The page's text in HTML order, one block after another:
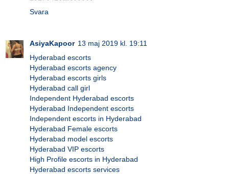
Svara
AsiyaKapoor 13 maj 2019 kl. 19:11
Hyderabad escorts
Hyderabad escorts agency
Hyderabad escorts girls
Hyderabad call girl
Independent Hyderabad escorts
Hyderabad Independent escorts
Independent escorts in Hyderabad
Hyderabad Female escorts
Hyderabad model escorts
Hyderabad VIP escorts
High Profile escorts in Hyderabad
Hyderabad escorts services